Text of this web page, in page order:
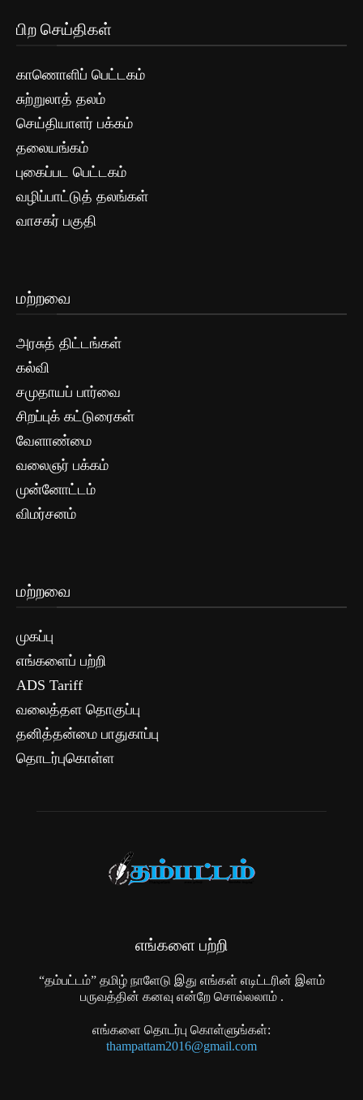
பிற செய்திகள்
காணொளிப் பெட்டகம்
சுற்றுலாத் தலம்
செய்தியாளர் பக்கம்
தலையங்கம்
புகைப்பட பெட்டகம்
வழிப்பாட்டுத் தலங்கள்
வாசகர் பகுதி
மற்றவை
அரசுத் திட்டங்கள்
கல்வி
சமுதாயப் பார்வை
சிறப்புக் கட்டுரைகள்
வேளாண்மை
வலைஞர் பக்கம்
முன்னோட்டம்
விமர்சனம்
மற்றவை
முகப்பு
எங்களைப் பற்றி
ADS Tariff
வலைத்தள தொகுப்பு
தனித்தன்மை பாதுகாப்பு
தொடர்புகொள்ள
எங்களை பற்றி
“தம்பட்டம்” தமிழ் நாளேடு இது எங்கள் எடிட்டரின் இளம்
பருவத்தின் கனவு என்றே சொல்லலாம் .
எங்களை தொடர்பு கொள்ளுங்கள்:
thampattam2016@gmail.com